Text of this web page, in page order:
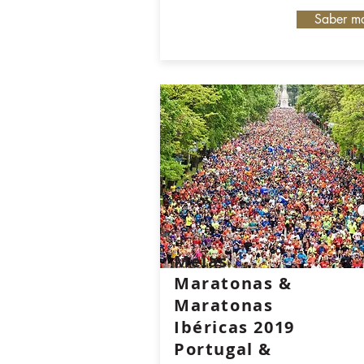
Saber
Meias
Maratonas &
Maratonas
Ibéricas 2019
Portugal &